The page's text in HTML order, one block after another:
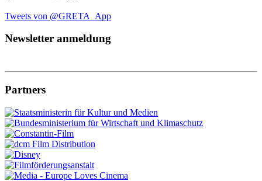
Tweets von @GRETA_App
Newsletter anmeldung
Partners